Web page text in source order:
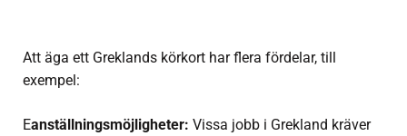
Att äga ett Greklands körkort har flera fördelar, till
exempel:
Eanställningsmöjligheter: Vissa jobb i Grekland kräver